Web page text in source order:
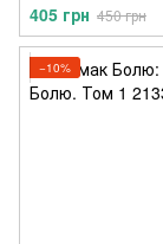
405 грн 450 грн
−10%